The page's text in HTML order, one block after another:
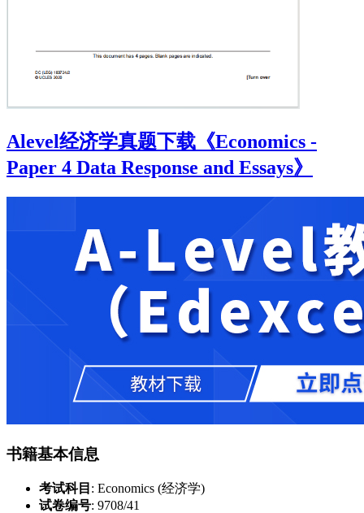
Alevel经济学真题下载《Economics -
Paper 4 Data Response and Essays》
书籍基本信息
考试科目 : Economics (经济学)
试卷编号: 9708/41